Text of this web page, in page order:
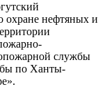
нефтяных и
службы
по Ханты-